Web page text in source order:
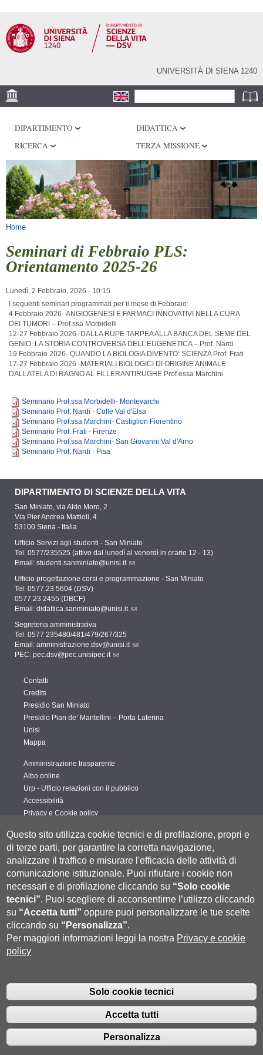
contenuto
principale
UNIVERSITÀ DI SIENA 1240
CORE FACILITIES
LABORATORI
BIBLIOTECHE
SERVIZI
DIPARTIMENTO
DIDATTICA
RICERCA
TERZA MISSIONE
Tu sei qui
Home
Seminari di Febbraio PLS:
Orientamento 2025-26
Lunedì, 2 Febbraio, 2026 - 10:15
I seguenti seminari programmati per il mese di Febbraio:
4 Febbraio 2026- ANGIOGENESI E FARMACI INNOVATIVI NELLA CURA
DEI TUMORI – Prof.ssa Morbidelli
12-27 Febbraio 2026- DALLA RUPE TARPEA ALLA BANCA DEL SEME DEL
GENIO: LA STORIA CONTROVERSA DELL’EUGENETICA – Prof. Nardi
19 Febbraio 2026- QUANDO LA BIOLOGIA DIVENTO’ SCIENZA Prof. Frati
17-27 Febbraio 2026 -MATERIALI BIOLOGICI DI ORIGINE ANIMALE:
DALLATELA DI RAGNO AL FILLERANTIRUGHE Prof.essa Marchini
Seminario Prof.ssa Morbidelli- Montevarchi
Seminario Prof. Nardi - Colle Val d'Elsa
Seminario Prof.ssa Marchini- Castiglion Fiorentino
Seminario Prof. Frati - Firenze
Seminario Prof.ssa Marchini- San Giovanni Val d'Arno
Seminario Prof. Nardi - Pisa
DIPARTIMENTO DI SCIENZE DELLA VITA
San Miniato, via Aldo Moro, 2
Via Pier Andrea Mattioli, 4
53100 Siena - Italia
Ufficio Servizi agli studenti - San Miniato
Tel. 0577/235525 (attivo dal lunedì al venerdì in orario 12 - 13)
Email: studenti.sanminiato@unisi.it
Ufficio progettazione corsi e programmazione - San Miniato
Tel. 0577.23 5604 (DSV)
0577.23 2455 (DBCF)
Email: didattica.sanminiato@unisi.it
Segreteria amministrativa
Tel. 0577 235480/481/479/267/325
Email: amministrazione.dsv@unisi.it
PEC: pec.dsv@pec.unisipec.it
Contatti
Credits
Presidio San Miniato
Presidio Pian de’ Mantellini – Porta Laterina
Unisi
Mappa
Amministrazione trasparente
Albo online
Urp - Ufficio relazioni con il pubblico
Accessibilità
Privacy e Cookie policy
Segui UNISI
P.IVA 00273530527 | C.F. 80002070524 |Coordinate bancarie|Caselle
Pec: Posta Elettronica Certificata|Fatturazione Elettronica
- URP - Ufficio Relazioni con il Pubblico Tel.
0577 235555 (dal lunedì al venerdì dalle 9.30 alle 10.30)
Questo sito utilizza cookie tecnici e di profilazione, propri e
di terze parti, per garantire la corretta navigazione,
analizzare il traffico e misurare l'efficacia delle attività di
comunicazione istituzionale. Puoi rifiutare i cookie non
necessari e di profilazione cliccando su “Solo cookie
tecnici”. Puoi scegliere di acconsentirne l’utilizzo cliccando
su “Accetta tutti” oppure puoi personalizzare le tue scelte
cliccando su “Personalizza”.
Per maggiori informazioni leggi la nostra Privacy e cookie
policy
Solo cookie tecnici
Accetta tutti
Personalizza